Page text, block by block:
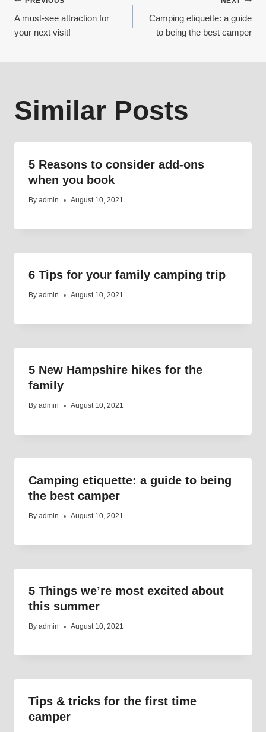
Post
navigation
A must-see attraction for
your next visit!
Camping etiquette: a guide
to being the best camper
Similar Posts
5 Reasons to consider add-ons
when you book
By admin August 10, 2021
6 Tips for your family camping trip
By admin August 10, 2021
5 New Hampshire hikes for the
family
By admin August 10, 2021
Camping etiquette: a guide to being
the best camper
By admin August 10, 2021
5 Things we’re most excited about
this summer
By admin August 10, 2021
Tips & tricks for the first time
camper